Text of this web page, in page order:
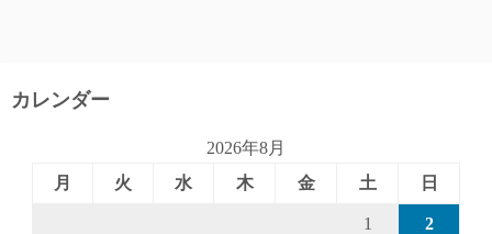
カレンダー
2026年8月
月
火 水 木 金 土 日
1 2